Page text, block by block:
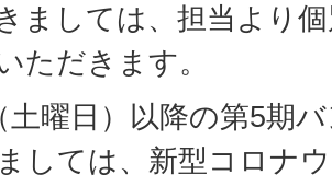
ましては、担当より
ただきます。
土曜日）以降の第5期
しては、新型コロナ